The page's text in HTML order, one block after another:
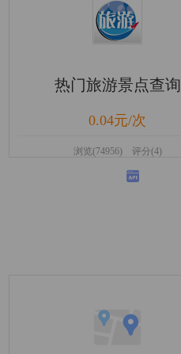
热门旅游景点查询
0.04元/次
浏览(74956) 评分(4)